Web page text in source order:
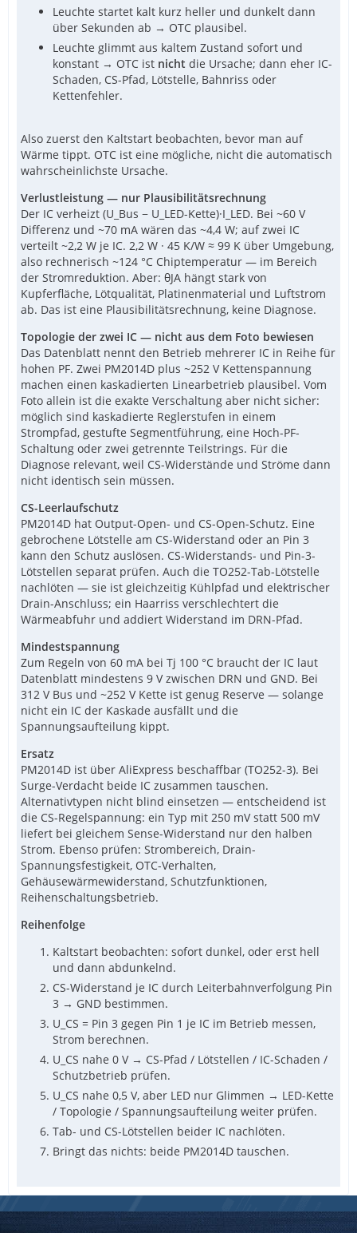
Leuchte startet kalt kurz heller und dunkelt dann
über Sekunden ab → OTC plausibel.
Leuchte glimmt aus kaltem Zustand sofort und
konstant → OTC ist nicht die Ursache; dann eher IC-
Schaden, CS-Pfad, Lötstelle, Bahnriss oder
Kettenfehler.
Also zuerst den Kaltstart beobachten, bevor man auf
Wärme tippt. OTC ist eine mögliche, nicht die automatisch
wahrscheinlichste Ursache.
Verlustleistung — nur Plausibilitätsrechnung
Der IC verheizt (U_Bus − U_LED-Kette)·I_LED. Bei ~60 V
Differenz und ~70 mA wären das ~4,4 W; auf zwei IC
verteilt ~2,2 W je IC. 2,2 W · 45 K/W ≈ 99 K über Umgebung,
also rechnerisch ~124 °C Chiptemperatur — im Bereich
der Stromreduktion. Aber: θJA hängt stark von
Kupferfläche, Lötqualität, Platinenmaterial und Luftstrom
ab. Das ist eine Plausibilitätsrechnung, keine Diagnose.
Topologie der zwei IC — nicht aus dem Foto bewiesen
Das Datenblatt nennt den Betrieb mehrerer IC in Reihe für
hohen PF. Zwei PM2014D plus ~252 V Kettenspannung
machen einen kaskadierten Linearbetrieb plausibel. Vom
Foto allein ist die exakte Verschaltung aber nicht sicher:
möglich sind kaskadierte Reglerstufen in einem
Strompfad, gestufte Segmentführung, eine Hoch-PF-
Schaltung oder zwei getrennte Teilstrings. Für die
Diagnose relevant, weil CS-Widerstände und Ströme dann
nicht identisch sein müssen.
CS-Leerlaufschutz
PM2014D hat Output-Open- und CS-Open-Schutz. Eine
gebrochene Lötstelle am CS-Widerstand oder an Pin 3
kann den Schutz auslösen. CS-Widerstands- und Pin-3-
Lötstellen separat prüfen. Auch die TO252-Tab-Lötstelle
nachlöten — sie ist gleichzeitig Kühlpfad und elektrischer
Drain-Anschluss; ein Haarriss verschlechtert die
Wärmeabfuhr und addiert Widerstand im DRN-Pfad.
Mindestspannung
Zum Regeln von 60 mA bei Tj 100 °C braucht der IC laut
Datenblatt mindestens 9 V zwischen DRN und GND. Bei
312 V Bus und ~252 V Kette ist genug Reserve — solange
nicht ein IC der Kaskade ausfällt und die
Spannungsaufteilung kippt.
Ersatz
PM2014D ist über AliExpress beschaffbar (TO252-3). Bei
Surge-Verdacht beide IC zusammen tauschen.
Alternativtypen nicht blind einsetzen — entscheidend ist
die CS-Regelspannung: ein Typ mit 250 mV statt 500 mV
liefert bei gleichem Sense-Widerstand nur den halben
Strom. Ebenso prüfen: Strombereich, Drain-
Spannungsfestigkeit, OTC-Verhalten,
Gehäusewärmewiderstand, Schutzfunktionen,
Reihenschaltungsbetrieb.
Reihenfolge
Kaltstart beobachten: sofort dunkel, oder erst hell
und dann abdunkelnd.
CS-Widerstand je IC durch Leiterbahnverfolgung Pin
3 → GND bestimmen.
U_CS = Pin 3 gegen Pin 1 je IC im Betrieb messen,
Strom berechnen.
U_CS nahe 0 V → CS-Pfad / Lötstellen / IC-Schaden /
Schutzbetrieb prüfen.
U_CS nahe 0,5 V, aber LED nur Glimmen → LED-Kette
/ Topologie / Spannungsaufteilung weiter prüfen.
Tab- und CS-Lötstellen beider IC nachlöten.
Bringt das nichts: beide PM2014D tauschen.